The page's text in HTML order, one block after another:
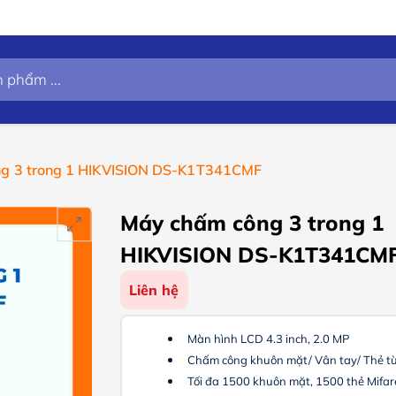
3 trong 1 HIKVISION DS-K1T341CMF
Máy chấm công 3 trong 1
HIKVISION DS-
Liên hệ
Màn hình LCD 4.3 inch, 2.0 MP
Chấm công khuôn mặt/ Vân tay/ Thẻ
Tối đa 1500 khuôn mặt, 1500 thẻ